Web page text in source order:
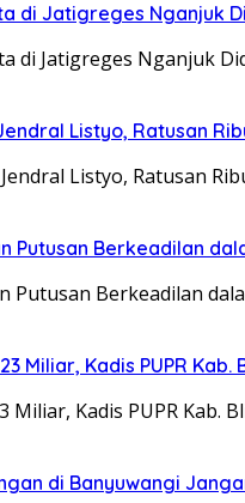
di Jatigreges
di Jatigreges Nganjuk
Listyo, Ratusan
Listyo, Ratusan
Putusan Berkeadilan
Putusan Berkeadilan
Miliar, Kadis PUPR
Miliar, Kadis PUPR
di Banyuwangi